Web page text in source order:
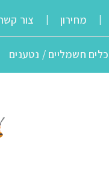
| מחירון | צור
כלים חשמליים / נטענים